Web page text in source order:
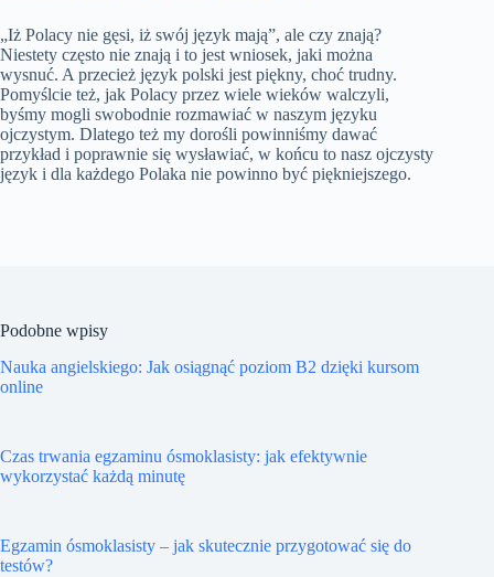
„Iż Polacy nie gęsi, iż swój język mają”, ale czy znają?
Niestety często nie znają i to jest wniosek, jaki można
wysnuć. A przecież język polski jest piękny, choć trudny.
Pomyślcie też, jak Polacy przez wiele wieków walczyli,
byśmy mogli swobodnie rozmawiać w naszym języku
ojczystym. Dlatego też my dorośli powinniśmy dawać
przykład i poprawnie się wysławiać, w końcu to nasz ojczysty
język i dla każdego Polaka nie powinno być piękniejszego.
Podobne wpisy
Nauka angielskiego: Jak osiągnąć poziom B2 dzięki kursom
online
Czas trwania egzaminu ósmoklasisty: jak efektywnie
wykorzystać każdą minutę
Egzamin ósmoklasisty – jak skutecznie przygotować się do
testów?